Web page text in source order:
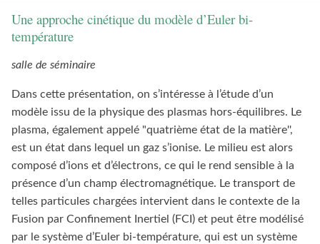
Une approche cinétique du modèle d’Euler bi-
température
salle de séminaire
Dans cette présentation, on s’intéresse à l’étude d’un
modèle issu de la physique des plasmas hors-équilibres. Le
plasma, également appelé "quatrième état de la matière'',
est un état dans lequel un gaz s’ionise. Le milieu est alors
composé d’ions et d’électrons, ce qui le rend sensible à la
présence d’un champ électromagnétique. Le transport de
telles particules chargées intervient dans le contexte de la
Fusion par Confinement Inertiel (FCI) et peut être modélisé
par le système d’Euler bi-température, qui est un système